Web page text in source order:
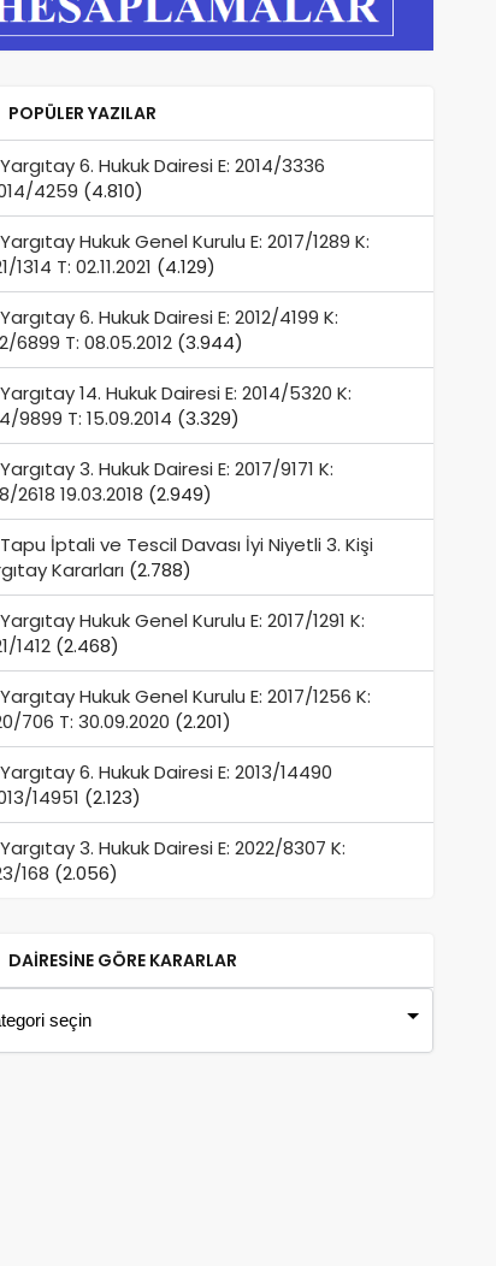
POPÜLER YAZILAR
Yargıtay 6. Hukuk Dairesi E: 2014/3336
4259 (4.810)
Yargıtay Hukuk Genel Kurulu E: 2017/1289 K:
1314 T: 02.11.2021 (4.129)
Yargıtay 6. Hukuk Dairesi E: 2012/4199 K:
6899 T: 08.05.2012 (3.944)
Yargıtay 14. Hukuk Dairesi E: 2014/5320 K:
9899 T: 15.09.2014 (3.329)
Yargıtay 3. Hukuk Dairesi E: 2017/9171 K:
2618 19.03.2018 (2.949)
Tapu İptali ve Tescil Davası İyi Niyetli 3. Kişi
Kararları (2.788)
Yargıtay Hukuk Genel Kurulu E: 2017/1291 K:
1412 (2.468)
Yargıtay Hukuk Genel Kurulu E: 2017/1256 K:
706 T: 30.09.2020 (2.201)
Yargıtay 6. Hukuk Dairesi E: 2013/14490
14951 (2.123)
Yargıtay 3. Hukuk Dairesi E: 2022/8307 K:
168 (2.056)
DAIRESINE GÖRE KARARLAR